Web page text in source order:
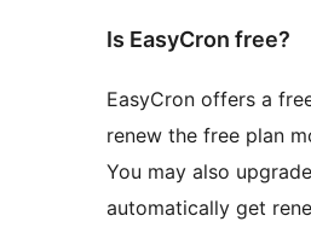
Is EasyCron free?
EasyCron offers a
renew the free plan
You may also
automatically get